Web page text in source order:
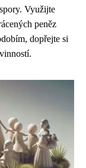
Využijte
peněz
dopřejte si